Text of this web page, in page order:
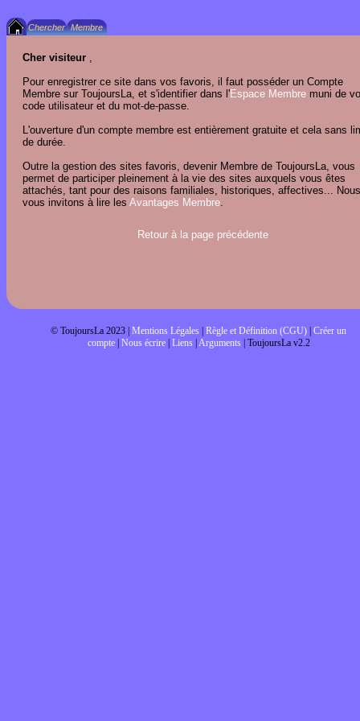
Cher visiteur ,
Pour enregistrer ce site dans vos favoris, il faut posséder un Compte
Membre sur ToujoursLa, et s'identifier dans l'Espace Membre muni de
code utilisateur et du mot-de-passe.
L'ouverture d'un compte membre est entièrement gratuite et cela sans
de durée.
Outre la gestion des sites favoris, devenir Membre de ToujoursLa, vous
permet de participer pleinement à la vie des sites auxquels vous êtes
attachés, tant pour des raisons familiales, historiques, affectives... Nous
vous invitons à lire les Avantages Membre.
Retour à la page précédente
© ToujoursLa 2023 | Mentions Légales Règle et Définition (CGU) Créer un
compte| Nous écrire| Liens| Arguments| ToujoursLa v2.2